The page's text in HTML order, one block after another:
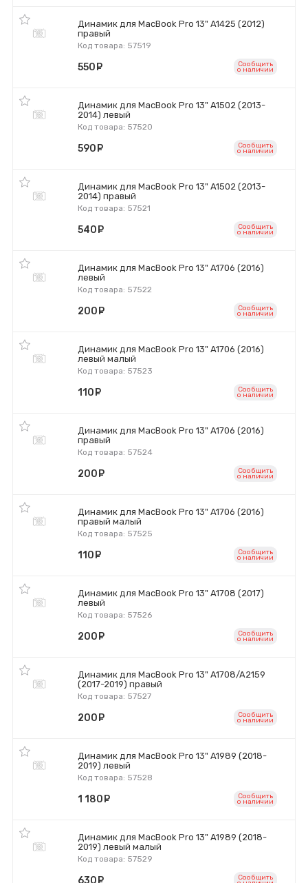
Динамик для MacBook Pro 13" A1425 (2012)
правый
Код товара: 57519
550 Сообщить
o наличии
Динамик для MacBook Pro 13" A1502 (2013-
2014) левый
Код товара: 57520
590 Сообщить
o наличии
Динамик для MacBook Pro 13" A1502 (2013-
2014) правый
Код товара: 57521
540 Сообщить
o наличии
Динамик для MacBook Pro 13" A1706 (2016)
левый
Код товара: 57522
200 Сообщить
o наличии
Динамик для MacBook Pro 13" A1706 (2016)
левый малый
Код товара: 57523
110 Сообщить
o наличии
Динамик для MacBook Pro 13" A1706 (2016)
правый
Код товара: 57524
200 Сообщить
o наличии
Динамик для MacBook Pro 13" A1706 (2016)
правый малый
Код товара: 57525
110 Сообщить
o наличии
Динамик для MacBook Pro 13" A1708 (2017)
левый
Код товара: 57526
200 Сообщить
o наличии
Динамик для MacBook Pro 13" A1708/A2159
(2017-2019) правый
Код товара: 57527
200 Сообщить
o наличии
Динамик для MacBook Pro 13" A1989 (2018-
2019) левый
Код товара: 57528
1 180 Сообщить
o наличии
Динамик для MacBook Pro 13" A1989 (2018-
2019) левый малый
Код товара: 57529
Сообщить